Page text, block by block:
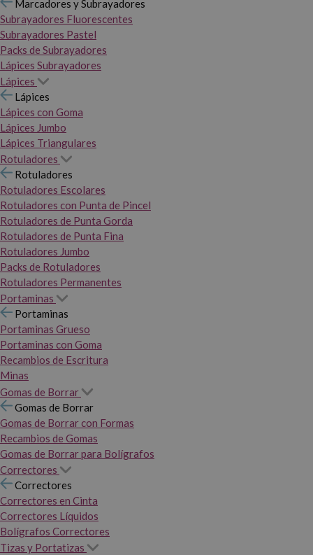
Marcadores y Subrayadores
Subrayadores Fluorescentes
Subrayadores Pastel
Packs de Subrayadores
Lápices Subrayadores
Lápices
Lápices
Lápices con Goma
Lápices Jumbo
Lápices Triangulares
Rotuladores
Rotuladores
Rotuladores Escolares
Rotuladores con Punta de Pincel
Rotuladores de Punta Gorda
Rotuladores de Punta Fina
Rotuladores Jumbo
Packs de Rotuladores
Rotuladores Permanentes
Portaminas
Portaminas
Portaminas Grueso
Portaminas con Goma
Recambios de Escritura
Minas
Gomas de Borrar
Gomas de Borrar
Gomas de Borrar con Formas
Recambios de Gomas
Gomas de Borrar para Bolígrafos
Correctores
Correctores
Correctores en Cinta
Correctores Líquidos
Bolígrafos Correctores
Tizas y Portatizas